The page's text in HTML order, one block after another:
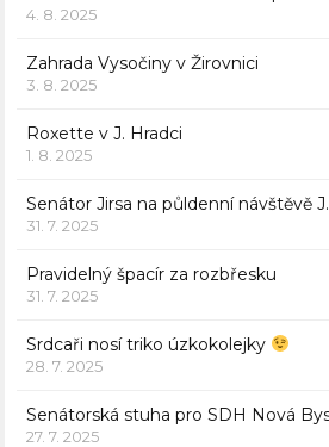
4. 8. 2025
Zahrada Vysočiny v Žirovnici
3. 8. 2025
Roxette v J. Hradci
1. 8. 2025
Senátor Jirsa na půldenní návštěvě
31. 7. 2025
Pravidelný špacír za rozbřesku
31. 7. 2025
Srdcaři nosí triko úzkokolejky
28. 7. 2025
Senátorská stuha pro SDH Nová
27. 7. 2025